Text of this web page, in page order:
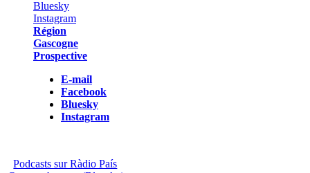
Région
Gascogne
Prospective
E-mail
Facebook
Bluesky
Instagram
Podcasts sur Ràdio País